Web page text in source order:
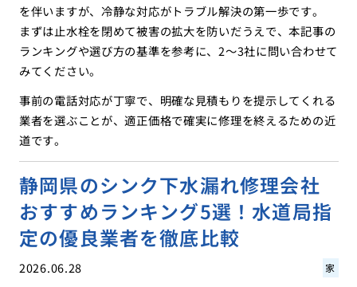
を伴いますが、冷静な対応がトラブル解決の第一歩です。
まずは止水栓を閉めて被害の拡大を防いだうえで、本記事の
ランキングや選び方の基準を参考に、2〜3社に問い合わせて
みてください。
事前の電話対応が丁寧で、明確な見積もりを提示してくれる
業者を選ぶことが、適正価格で確実に修理を終えるための近
道です。
静岡県のシンク下水漏れ修理会社
おすすめランキング5選！水道局指
定の優良業者を徹底比較
2026.06.28 家